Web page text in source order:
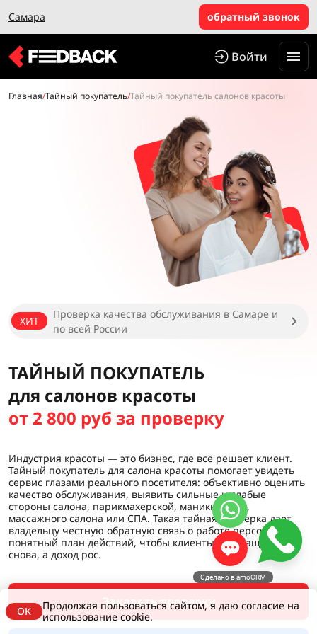
Самара обратный звонок
Войти
Главная/Тайный покупатель/Тайный покупатель салонов красоты
ХИТ
Проверка качества обслуживания в Самаре и
по всей России
ТАЙНЫЙ ПОКУПАТЕЛЬ
для салонов красоты
от 2 800 руб за проверку
Индустрия красоты — это бизнес, где все решает клиент.
Тайный покупатель для салона красоты помогает увидеть
сервис глазами реального посетителя: объективно оценить
качество обслуживания, выявить сильные и слабые
стороны салона, парикмахерской, маникюрного,
массажного салона или СПА. Такая тайная проверка дает
владельцу честную обратную связь о работе персонала и
понятный план действий, чтобы клиенты возвращались
снова, а доход рос.
Заказать проверку
OK
Продолжая пользоваться сайтом, я даю согласие на
использование cookie.
Сделано в amoCRM